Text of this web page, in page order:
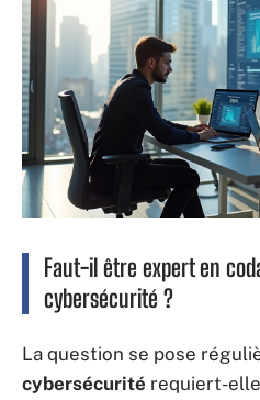
Faut-il être expert en
cybersécurité ?
La question se pose
cybersécurité requiert-